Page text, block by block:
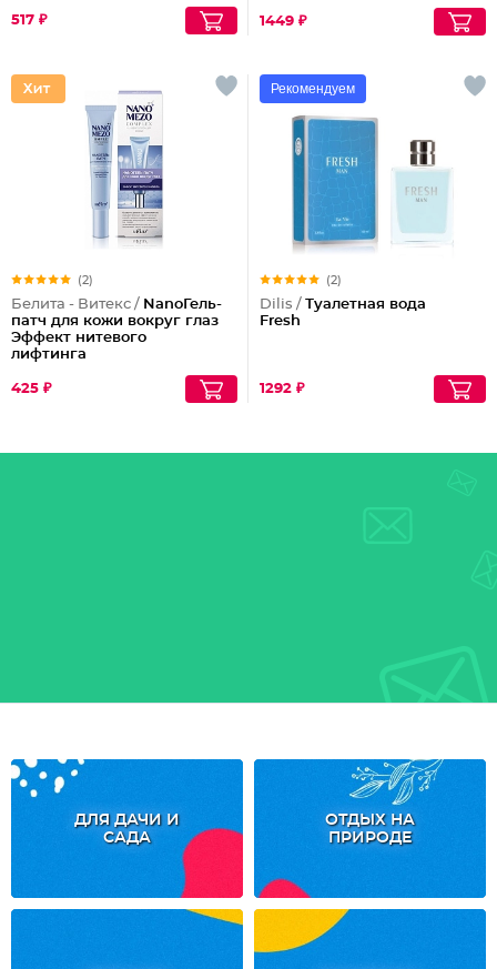
517 ₽ 1449 ₽
(2)
Белита - Витекс / NanoГель-
патч для кожи вокруг глаз
Эффект нитевого
лифтинга
425 ₽
Рекомендуем
(2)
Dilis / Туалетная вода
Fresh
1292 ₽
ДЛЯ ДАЧИ И
САДА
ОТДЫХ НА
ПРИРОДЕ